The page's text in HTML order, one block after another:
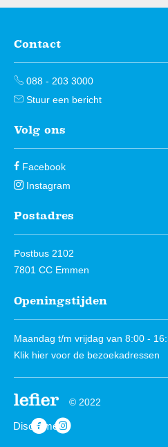
Contactinformatie
Contact
088 - 203 3000
Stuur een bericht
Volg ons
Facebook
Instagram
Postadres
Postbus 2102
7801 CC Emmen
Openingstijden
Maandag t/m vrijdag van 8:00 -
Klik hier voor de bezoekadressen
© 2022
Disclaimer
https://www.facebook.com/
https://